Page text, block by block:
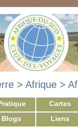
> Afrique >
Cartes
Blogs Liens